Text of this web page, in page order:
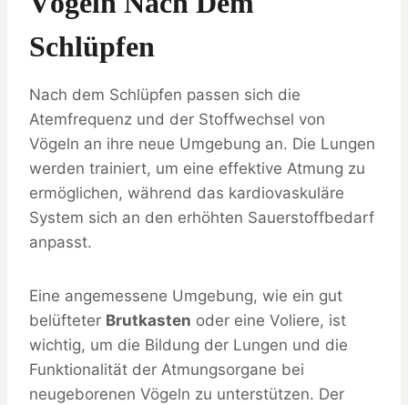
Schlüpfen
Nach dem Schlüpfen passen sich die
Atemfrequenz und der Stoffwechsel von
Vögeln an ihre neue Umgebung an. Die Lungen
werden trainiert, um eine effektive Atmung zu
ermöglichen, während das kardiovaskuläre
System sich an den erhöhten Sauerstoffbedarf
anpasst.
Eine angemessene Umgebung, wie ein gut
belüfteter Brutkasten oder eine Voliere, ist
wichtig, um die Bildung der Lungen und die
Funktionalität der Atmungsorgane bei
neugeborenen Vögeln zu unterstützen. Der